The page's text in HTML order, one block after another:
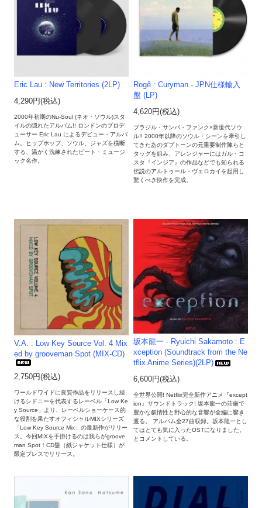
Eric Lau : New Territories (2LP)
4,290円(税込)
2000年初期のNu-Soul (ネオ・ソウル)スタ
イルの隠れたアルバム!! ロンドンのプロデ
ューサー Eric Lau によるデビュー・アルバ
ム。ヒップホップ、ソウル、ジャズを横断
する、温かく洗練されたビート・ミュージ
ック名作。
Rogê : Curyman - JPN仕様輸入
盤 (LP)
4,620円(税込)
ブラジル・サンバ・ファンク×新世代ソウ
ル!! 2000年以降のソウル・シーンを牽引し
てきたあのダプトーンの元重要制作陣らと
タッグを組み、アレンジャーにはガル・コ
スタ『インジア』の作品などでも知られる
伝説のアルトゥール・ヴェロカイを起用し
驚くべき快作を完成。
V.A. : Low Key Source Vol. 4 Mix
ed by grooveman Spot (MIX-CD)
2,750円(税込)
ワールドワイドに良質作品をリリースし続
けるシドニーを代表するレーベル「Low Ke
y Source」より、レーベルショーケース的
な役割を果たすオフィシャルMIXシリーズ
「Low Key Source Mix」の最新作がリリー
ス。今回MIXを手掛けるのは我らがgroove
man Spot！CD盤（紙ジャケット仕様）が
限定プレスでリリース。
坂本龍一 - Ryuichi Sakamoto : E
xception (Soundtrack from the Ne
tflix Anime Series)(2LP)
6,600円(税込)
全世界公開! Netflix完全新作アニメ『except
ion』サウンドトラック! 坂本龍一の荘厳で
豊かな叙情性と野心的な音響が全編に響き
渡る。 アルバム全27曲収録。坂本龍一とし
てはとても気に入ったOSTになりました。
とコメントしている。